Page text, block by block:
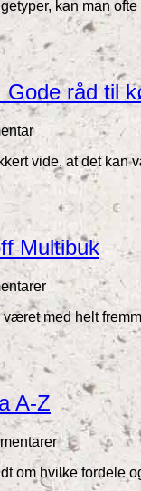
kan man
Gode råd til
vide, at det
Multibuk
med helt
A-Z
om hvilke fordele